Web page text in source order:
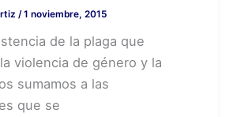
/1 noviembre, 2015
de la plaga que
violencia de género y la
sumamos a las
que se